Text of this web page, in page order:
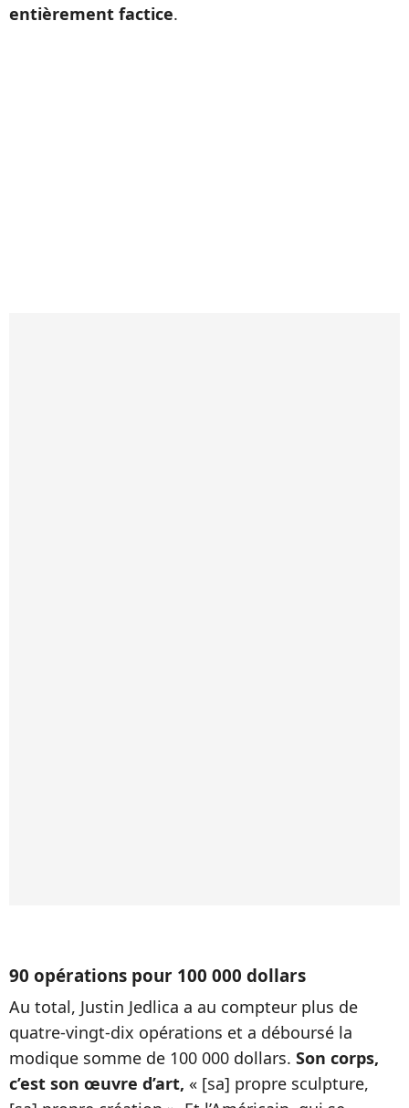
entièrement factice.
90 opérations pour 100 000 dollars
Au total, Justin Jedlica a au compteur plus de
quatre-vingt-dix opérations et a déboursé la
modique somme de 100 000 dollars. Son corps,
c’est son œuvre d’art, « [sa] propre sculpture,